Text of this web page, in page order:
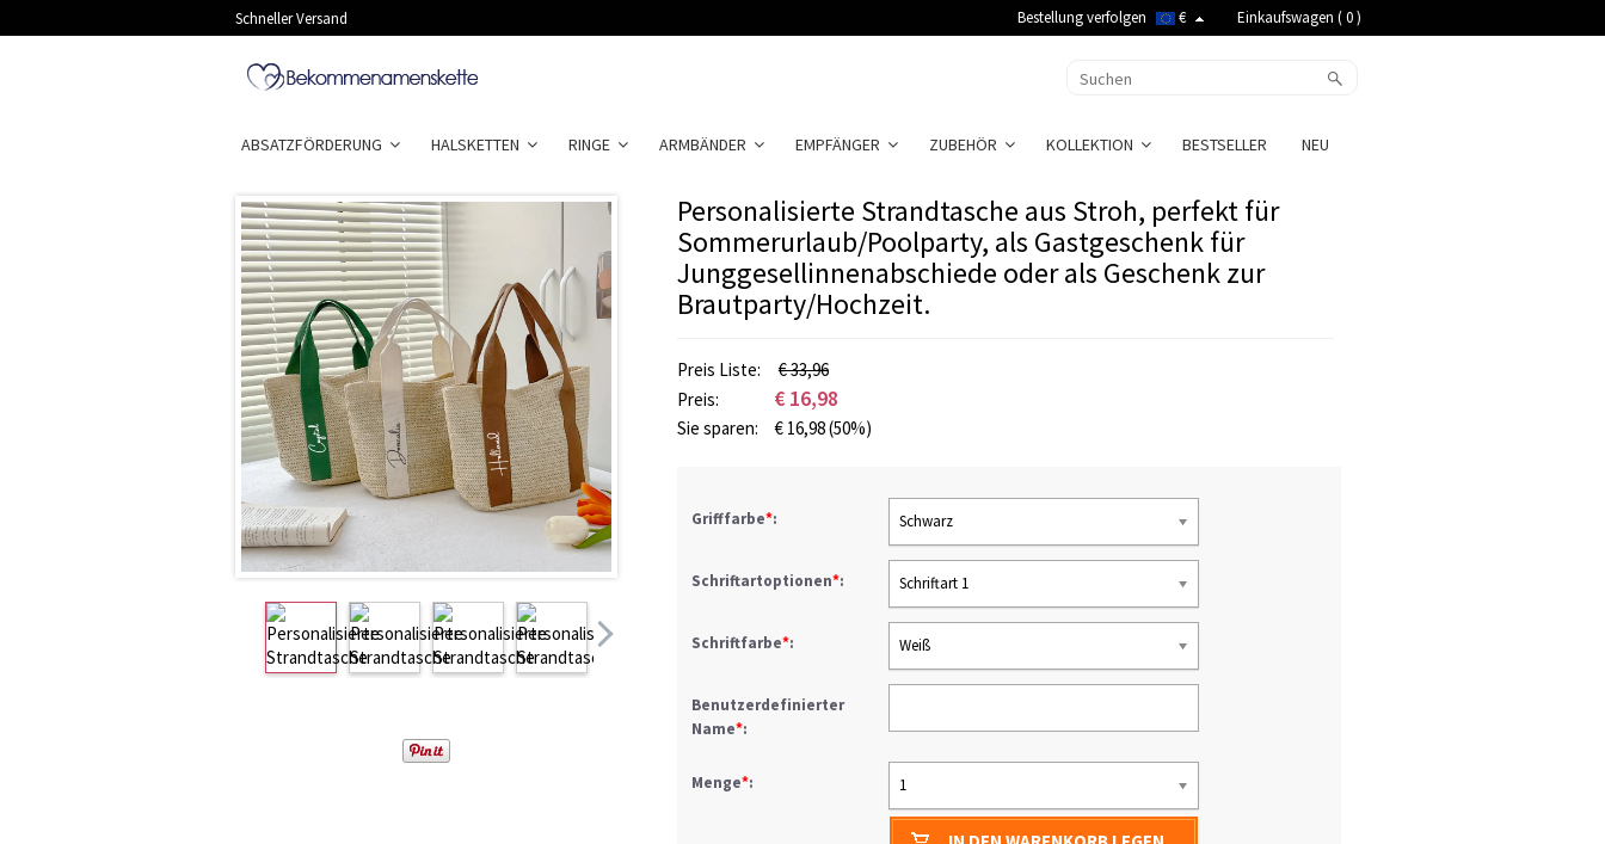
Schneller Versand Bestellung verfolgen € Einkaufswagen (0)
ABSATZFÖRDERUNG HALSKETTEN RINGE ARMBÄNDER EMPFÄNGER ZUBEHÖR KOLLEKTION BESTSELLER NEU
Personalisierte Strandtasche aus Stroh, perfekt für
Sommerurlaub/Poolparty, als Gastgeschenk für
Junggesellinnenabschiede oder als Geschenk zur
Brautparty/Hochzeit.
Preis Liste:
€ 33,96
Preis:
€ 16,98
Sie sparen: € 16,98(50%)
Grifffarbe*: Schwarz
Schriftartoptionen*: Schriftart 1
Schriftfarbe*: Weiß
Benutzerdefinierter
Name*:
Menge*: 1